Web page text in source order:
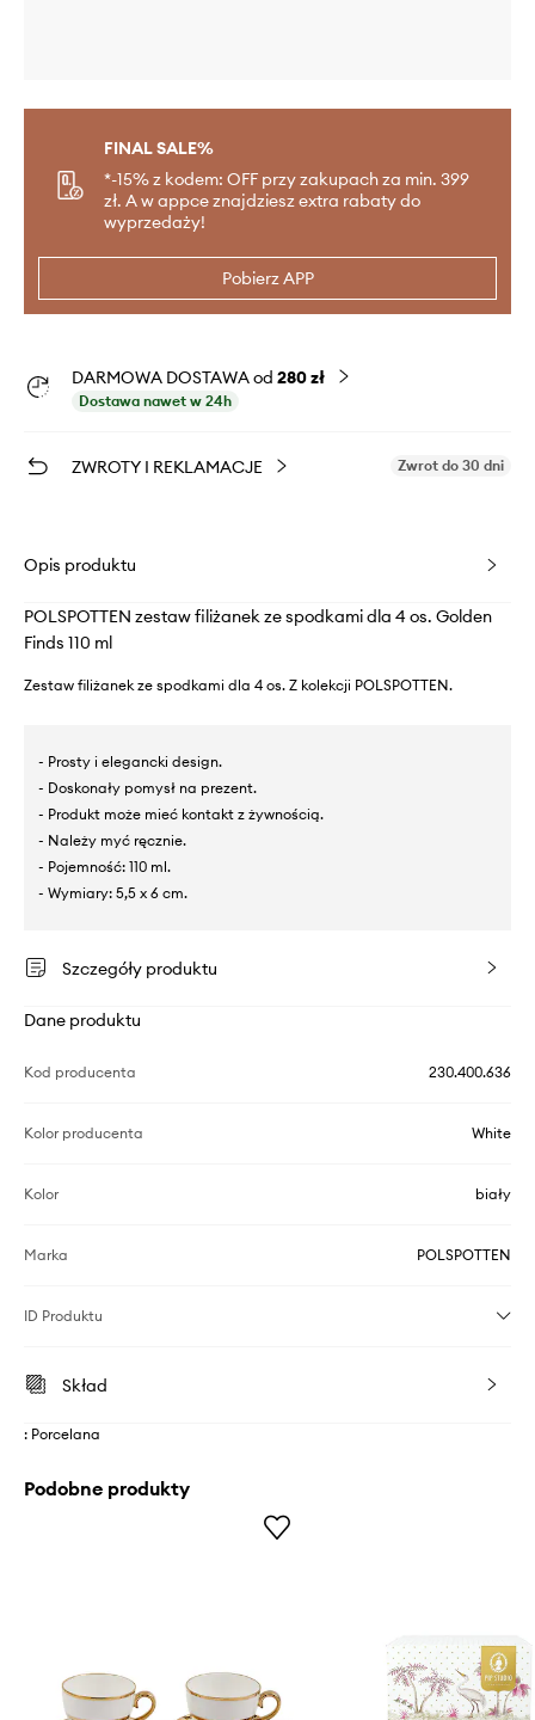
FINAL SALE%
*-15% z kodem: OFF przy zakupach za min. 399
zł. A w appce znajdziesz extra rabaty do
wyprzedaży!
Pobierz APP
DARMOWA DOSTAWA od 280 zł
Dostawa nawet w 24h
ZWROTY I REKLAMACJE Zwrot do 30 dni
Opis produktu
POLSPOTTEN zestaw filiżanek ze spodkami dla 4 os. Golden
Finds 110 ml
Zestaw filiżanek ze spodkami dla 4 os. Z kolekcji POLSPOTTEN.
- Prosty i elegancki design.
- Doskonały pomysł na prezent.
- Produkt może mieć kontakt z żywnością.
- Należy myć ręcznie.
- Pojemność: 110 ml.
- Wymiary: 5,5 x 6 cm.
Szczegóły produktu
Dane produktu
Kod producenta 230.400.636
Kolor producenta White
Kolor biały
Marka POLSPOTTEN
ID Produktu
Skład
: Porcelana
Podobne produkty